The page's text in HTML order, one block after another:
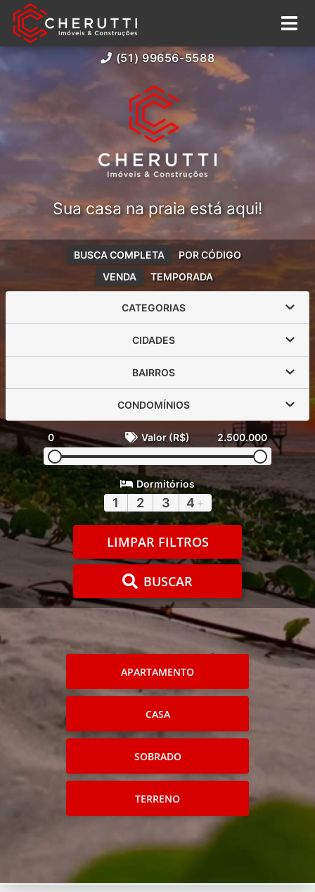
(51) 99656-5588
Sua casa na praia está aqui!
VENDA TEMPORADA
BUSCA COMPLETA POR CÓDIGO
CATEGORIAS
CIDADES
BAIRROS
CONDOMÍNIOS
0 Valor (R$) 2.500.000
Dormitórios
1 2 3 4 +
LIMPAR FILTROS
BUSCAR
APARTAMENTO
CASA
SOBRADO
TERRENO